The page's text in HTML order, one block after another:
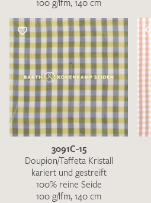
100 g/lfm, 140 cm
3091C-15
Doupion/Taffeta Kristall
kariert und gestreift
100% reine Seide
100 g/lfm, 140 cm